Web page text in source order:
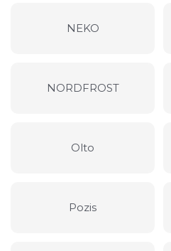
NEKO
NORDFROST
Olto
Pozis